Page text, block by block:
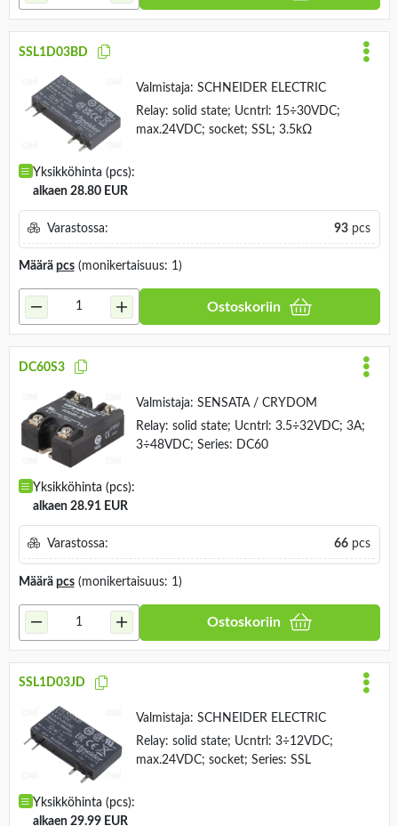
SSL1D03BD
Valmistaja: SCHNEIDER ELECTRIC
Relay: solid state; Ucntrl: 15÷30VDC;
max.24VDC; socket; SSL; 3.5kΩ
Yksikköhinta (pcs):
alkaen 28.80 EUR
Varastossa: 93pcs
Määrä pcs(monikertaisuus: 1)
Ostoskoriin
DC60S3
Valmistaja: SENSATA / CRYDOM
Relay: solid state; Ucntrl: 3.5÷32VDC; 3A;
3÷48VDC; Series: DC60
Yksikköhinta (pcs):
alkaen 28.91 EUR
Varastossa: 66pcs
Määrä pcs(monikertaisuus: 1)
Ostoskoriin
SSL1D03JD
Valmistaja: SCHNEIDER ELECTRIC
Relay: solid state; Ucntrl: 3÷12VDC;
max.24VDC; socket; Series: SSL
Yksikköhinta (pcs):
alkaen 29.99 EUR